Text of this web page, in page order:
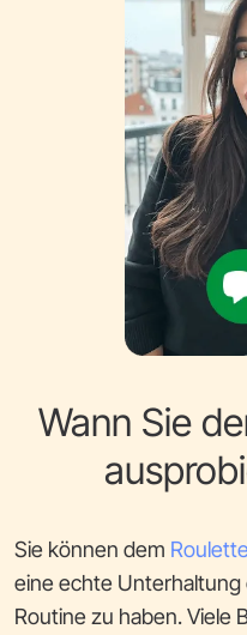
Wann Sie
Sie können dem
eine echte Unterhaltung
Routine zu haben. Viele